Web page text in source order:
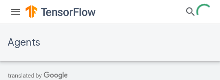
Agents